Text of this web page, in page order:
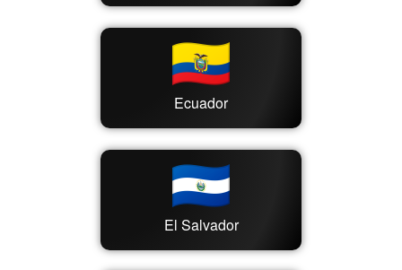
Ecuador
El Salvador